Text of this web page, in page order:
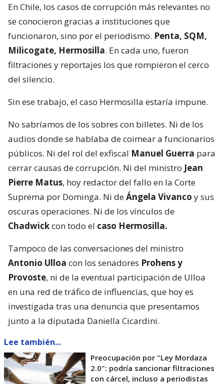
En Chile, los casos de corrupción más relevantes no
se conocieron gracias a instituciones que
funcionaron, sino por el periodismo. Penta, SQM,
Milicogate, Hermosilla. En cada uno, fueron
filtraciones y reportajes los que rompieron el cerco
del silencio.
Sin ese trabajo, el caso Hermosilla estaría impune.
No sabríamos de los sobres con billetes. Ni de los
audios donde se hablaba de coimear a funcionarios
públicos. Ni del rol del exfiscal Manuel Guerra para
cerrar causas de corrupción. Ni del ministro Jean
Pierre Matus, hoy redactor del fallo en la Corte
Suprema por Dominga. Ni deÁngela Vivanco y sus
oscuras operaciones. Ni de los vínculos de
Chadwickcon todo el caso Hermosilla.
Tampoco de las conversaciones del ministro
Antonio Ulloa con los senadores Prohens y
Provoste, ni de la eventual participación de Ulloa
en una red de tráfico de influencias, que hoy es
investigada tras una denuncia que presentamos
junto a la diputada Daniella Cicardini.
Lee también...
Preocupación por "Ley Mordaza
2.0": podría sancionar filtraciones
con cárcel, incluso a periodistas